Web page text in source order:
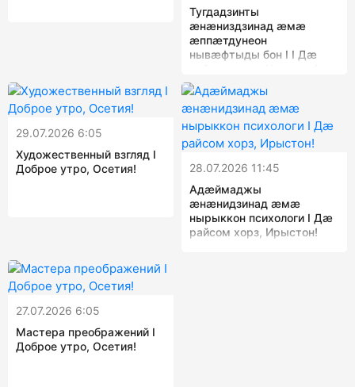
Тугдадзинты
ӕнӕниздзинад ӕмӕ
ӕппӕтдунеон
нывӕфтыды бон I I Дæ
29.07.2026 6:05
Художественный взгляд I
Доброе утро, Осетия!
28.07.2026 11:45
Адæймаджы
æнæнидзинад æмæ
нырыккон психологи I Дæ
райсом хорз, Ирыстон!
27.07.2026 6:05
Мастера преображений I
Доброе утро, Осетия!